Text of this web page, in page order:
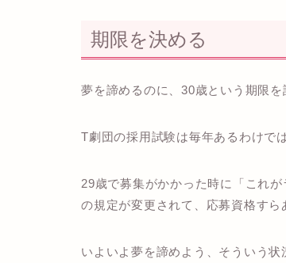
期限を決める
夢を諦めるのに、30歳という期限
T劇団の採用試験は毎年あるわけで
29歳で募集がかかった時に「これ
の規定が変更されて、応募資格すら
いよいよ夢を諦めよう、そういう状